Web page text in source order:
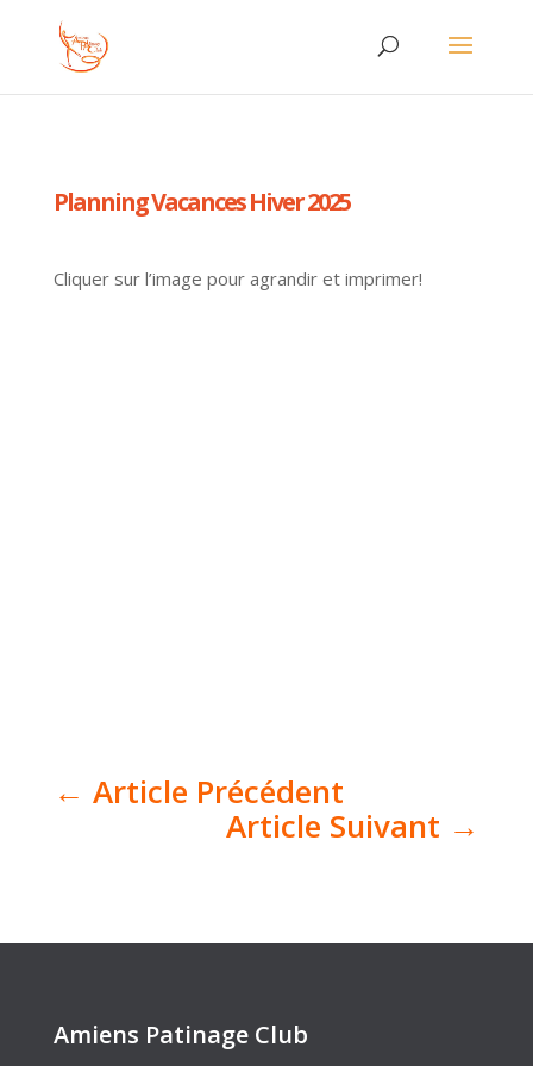
Planning Vacances Hiver 2025
Cliquer sur l’image pour agrandir et imprimer!
← Article Précédent
Article Suivant →
Amiens Patinage Club